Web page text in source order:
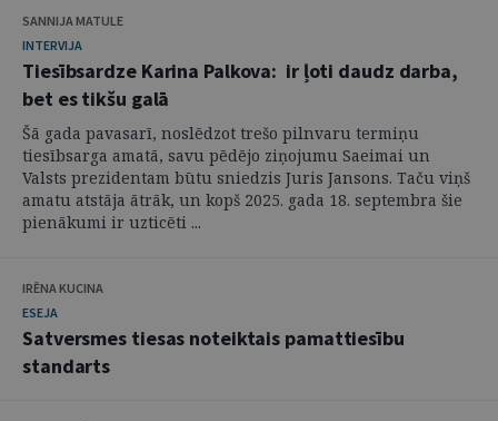
SANNIJA MATULE
INTERVIJA
Tiesībsardze Karina Palkova: ir ļoti daudz darba,
bet es tikšu galā
Šā gada pavasarī, noslēdzot trešo pilnvaru termiņu
tiesībsarga amatā, savu pēdējo ziņojumu Saeimai un
Valsts prezidentam būtu sniedzis Juris Jansons. Taču viņš
amatu atstāja ātrāk, un kopš 2025. gada 18. septembra šie
pienākumi ir uzticēti ...
IRĒNA KUCINA
ESEJA
Satversmes tiesas noteiktais pamattiesību
standarts